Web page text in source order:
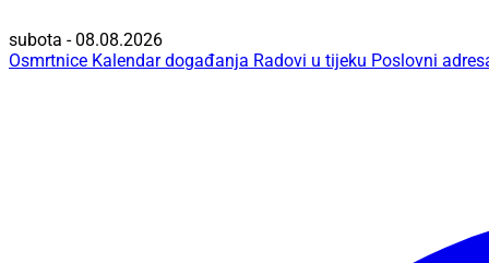
subota - 08.08.2026
Osmrtnice Kalendar događanja Radovi u tijeku Poslovni